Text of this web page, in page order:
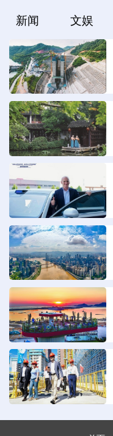
新闻 文娱